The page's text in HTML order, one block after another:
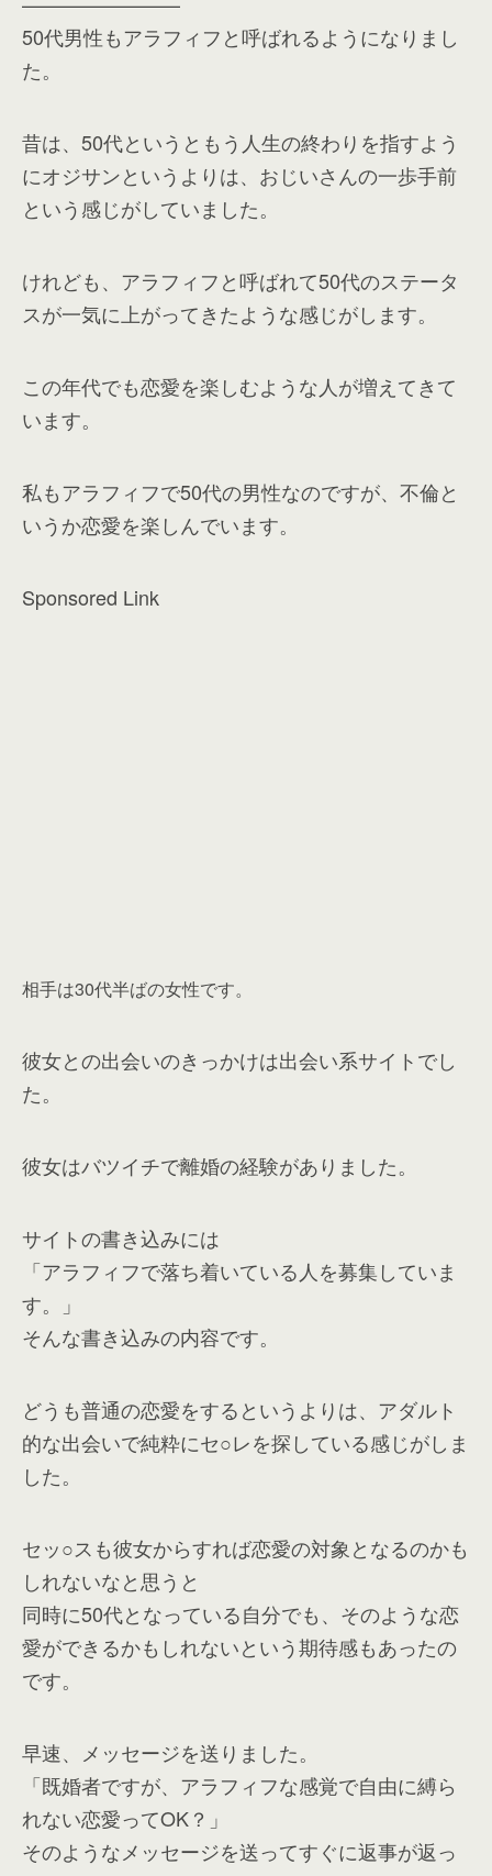
50代男性もアラフィフと呼ばれるようになりまし
た。
昔は、50代というともう人生の終わりを指すよう
にオジサンというよりは、おじいさんの一歩手前
という感じがしていました。
けれども、アラフィフと呼ばれて50代のステータ
スが一気に上がってきたような感じがします。
この年代でも恋愛を楽しむような人が増えてきて
います。
私もアラフィフで50代の男性なのですが、不倫と
いうか恋愛を楽しんでいます。
Sponsored Link
相手は30代半ばの女性です。
彼女との出会いのきっかけは出会い系サイトでし
た。
彼女はバツイチで離婚の経験がありました。
サイトの書き込みには
「アラフィフで落ち着いている人を募集していま
す。」
そんな書き込みの内容です。
どうも普通の恋愛をするというよりは、アダルト
的な出会いで純粋にセ○レを探している感じがしま
した。
セッ○スも彼女からすれば恋愛の対象となるのかも
しれないなと思うと
同時に50代となっている自分でも、そのような恋
愛ができるかもしれないという期待感もあったの
です。
早速、メッセージを送りました。
「既婚者ですが、アラフィフな感覚で自由に縛ら
れない恋愛ってOK？」
そのようなメッセージを送ってすぐに返事が返っ